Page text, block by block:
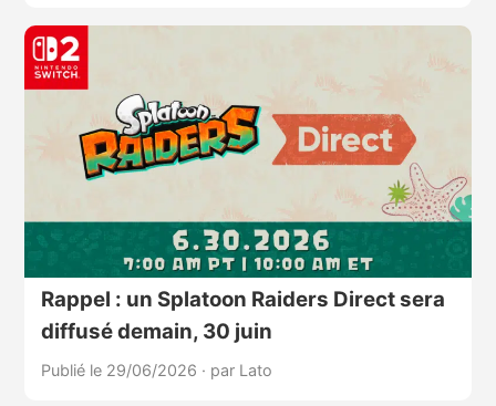
Rappel : un Splatoon Raiders Direct sera
diffusé demain, 30 juin
Publié le 29/06/2026 · par Lato